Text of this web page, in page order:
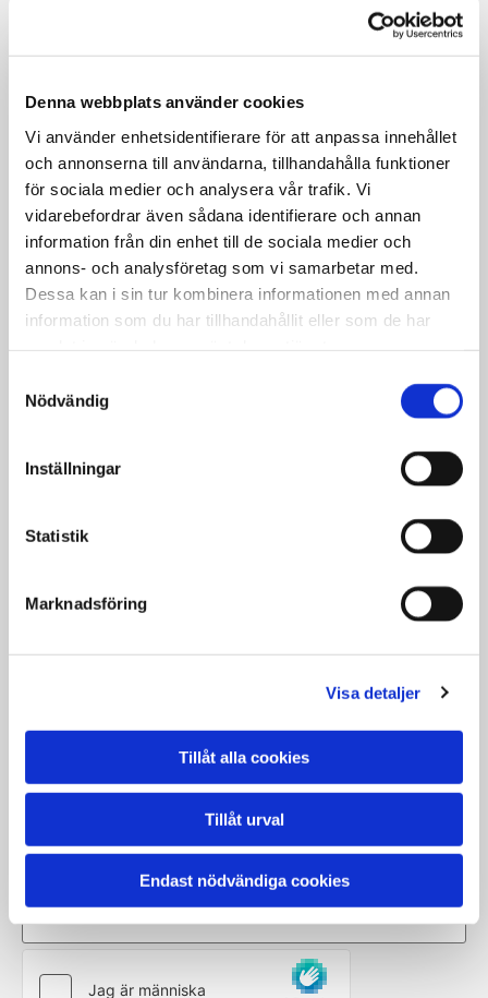
Denna webbplats använder cookies
Vi använder enhetsidentifierare för att anpassa innehållet
och annonserna till användarna, tillhandahålla funktioner
för sociala medier och analysera vår trafik. Vi
vidarebefordrar även sådana identifierare och annan
information från din enhet till de sociala medier och
annons- och analysföretag som vi samarbetar med.
Dessa kan i sin tur kombinera informationen med annan
information som du har tillhandahållit eller som de har
Nödvändig
Inställningar
Statistik
Marknadsföring
Visa detaljer
Tillåt alla cookies
Tillåt urval
Endast nödvändiga cookies
Box med ej fast kabel
Med wifi
Utan Wifi
När i tid*
Din adress*
Bifoga bild eller fil
Namn*
Mobilnummer*